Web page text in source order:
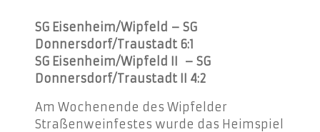
SG Eisenheim/Wipfeld – SG
Donnersdorf/Traustadt 6:1
SG Eisenheim/Wipfeld II – SG
Donnersdorf/Traustadt II 4:2
Am Wochenende des Wipfelder
Straßenweinfestes wurde das Heimspiel